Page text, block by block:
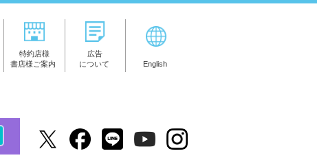
特約店様
書店様ご案内
広告
について
English